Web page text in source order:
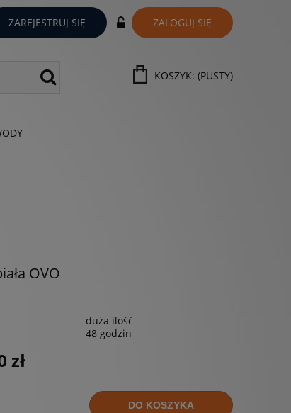
ZAREJESTRUJ SIĘ ZALOGUJ SIĘ
KOSZYK: (PUSTY)
OVO
duża ilość
48 godzin
zł
DO KOSZYKA